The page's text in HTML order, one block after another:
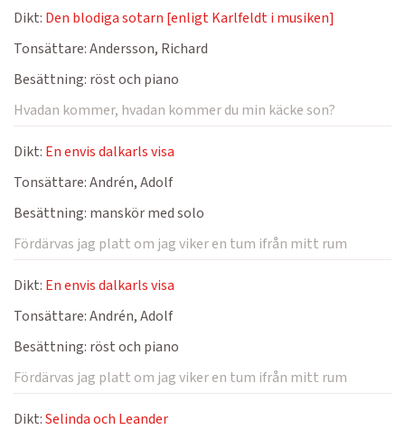
Dikt: Den blodiga sotarn [enligt Karlfeldt i musiken]
Tonsättare:Andersson, Richard
Besättning: röst och piano
Hvadan kommer, hvadan kommer du min käcke son?
Dikt: En envis dalkarls visa
Tonsättare:Andrén, Adolf
Besättning: manskör med solo
Fördärvas jag platt om jag viker en tum ifrån mitt rum
Dikt: En envis dalkarls visa
Tonsättare:Andrén, Adolf
Besättning: röst och piano
Fördärvas jag platt om jag viker en tum ifrån mitt rum
Dikt:Selinda och Leander